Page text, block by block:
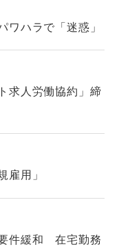
ハラで「迷惑」
求人労働協約」締
雇用」
件緩和 在宅勤務